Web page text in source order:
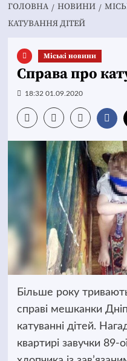
ГОЛОВНА НОВИНИ
КАТУВАННЯ ДІТЕЙ
Mіські новини
Справа про
18:32 01.09.2020
Більше року
справі мешканки
катуванні дітей.
квартирі завучки 89-